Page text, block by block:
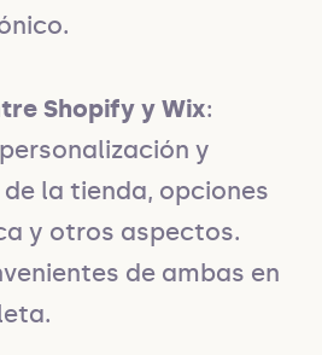
Shopify y Wix:
y
la tienda, opciones
y otros aspectos.
de ambas en